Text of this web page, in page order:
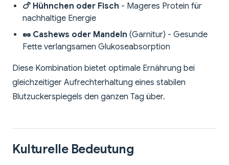
🍗 Hühnchen oder Fisch - Mageres Protein für
nachhaltige Energie
🥜 Cashews oder Mandeln (Garnitur) - Gesunde
Fette verlangsamen Glukoseabsorption
Diese Kombination bietet optimale Ernährung bei
gleichzeitiger Aufrechterhaltung eines stabilen
Blutzuckerspiegels den ganzen Tag über.
Kulturelle Bedeutung